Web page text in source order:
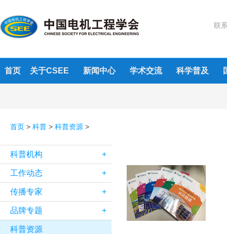
联
首页 关于CSEE 新闻中心 学术交流 科学普及
首页 > 科普 > 科普资源 >
科普机构 +
工作动态 +
传播专家 +
品牌专题 +
科普资源